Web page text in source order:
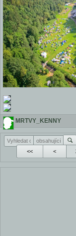
MRTVY_KENNY
<< <